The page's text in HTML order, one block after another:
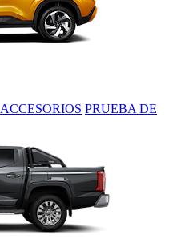
ACCESORIOS PRUEBA DE